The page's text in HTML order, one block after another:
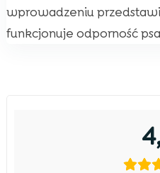
wprowadzeniu
funkcjonuje odporność